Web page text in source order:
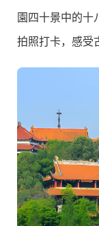
園四十景中的十
拍照打卡，感受